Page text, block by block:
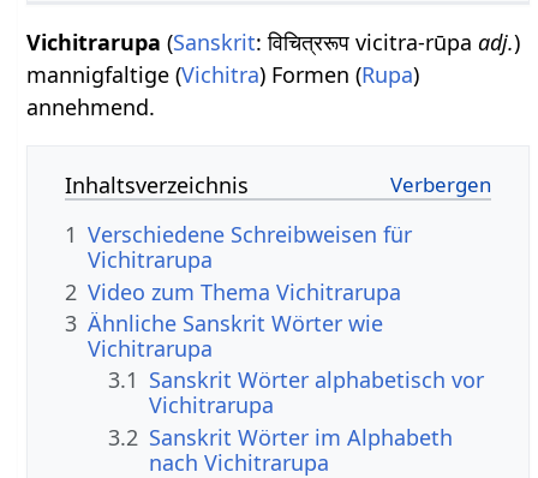
Vichitrarupa (Sanskrit: विचित्ररूप vicitra-rūpaadj.)
mannigfaltige (Vichitra) Formen (Rupa)
annehmend.
Inhaltsverzeichnis
1 Verschiedene Schreibweisen für
Vichitrarupa
2 Video zum Thema Vichitrarupa
3 Ähnliche Sanskrit Wörter wie
Vichitrarupa
3.1 Sanskrit Wörter alphabetisch vor
Vichitrarupa
3.2 Sanskrit Wörter im Alphabeth
nach Vichitrarupa